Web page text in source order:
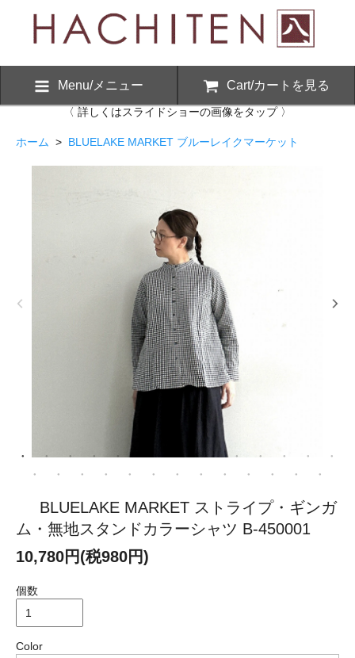
Menu/メニュー Cart/カートを見る
〈 詳しくはスライドショーの画像をタップ 〉
ホーム > BLUELAKE MARKET ブルーレイクマーケット
BLUELAKE MARKET ストライプ・ギンガ
ム・無地スタンドカラーシャツ B-450001
10,780円(税980円)
個数
Color